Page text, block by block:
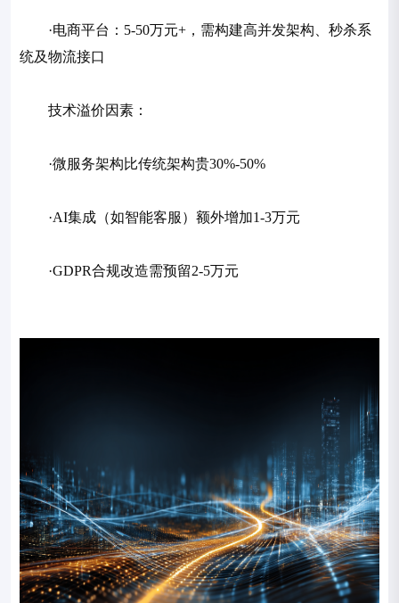
·电商平台：5-50万元+，需构建高并发架构、秒杀系
统及物流接口
技术溢价因素：
·微服务架构比传统架构贵30%-50%
·AI集成（如智能客服）额外增加1-3万元
·GDPR合规改造需预留2-5万元